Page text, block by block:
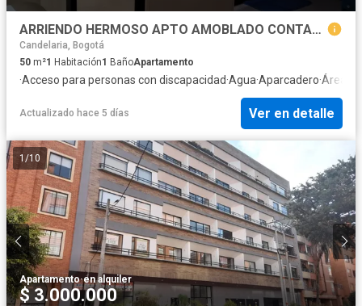
ARRIENDO HERMOSO APTO AMOBLADO CONTADOR
Candelaria, Bogotá
50 m²1 Habitación1 BañoApartamento
·Acceso para personas con discapacidad·Agua·Aparcadero·Área
Actualizado hace 5 días Ver en detalle
1 /10
Apartamento·en alquiler
$ 3.000.000